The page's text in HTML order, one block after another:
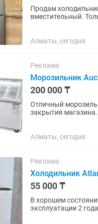
Продам
вместительный.
Алматы, сегодня
Реклама
Морозильник
200 000 ₸
Отличный
закрытия
Алматы, сегодня
Реклама
Холодильник
55 000 ₸
В хорошем
эксплуатации 2